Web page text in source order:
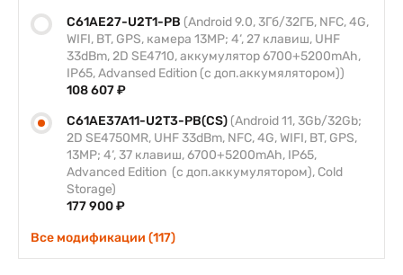
C61AE27-U2T1-PB (Android 9.0, 3Гб/32ГБ, NFC, 4G,
WIFI, BT, GPS, камера 13MP; 4‘, 27 клавиш, UHF
33dBm, 2D SE4710, аккумулятор 6700+5200mAh,
IP65, Advansed Edition (с доп.аккумялятором))
108 607 ₽
C61AE37A11-U2T3-PB(CS) (Android 11, 3Gb/32Gb;
2D SE4750MR, UHF 33dBm, NFC, 4G, WIFI, BT, GPS,
13MP; 4‘, 37 клавиш, 6700+5200mAh, IP65,
Advanced Edition (с доп.аккумулятором), Cold
Storage)
177 900 ₽
Все модификации (117)